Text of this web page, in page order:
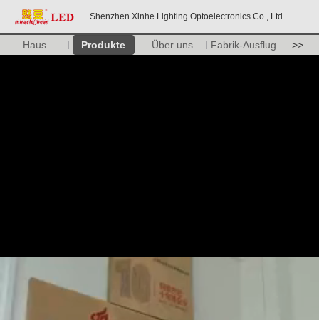
Shenzhen Xinhe Lighting Optoelectronics Co., Ltd.
Haus Produkte Über uns Fabrik-Ausflug >>